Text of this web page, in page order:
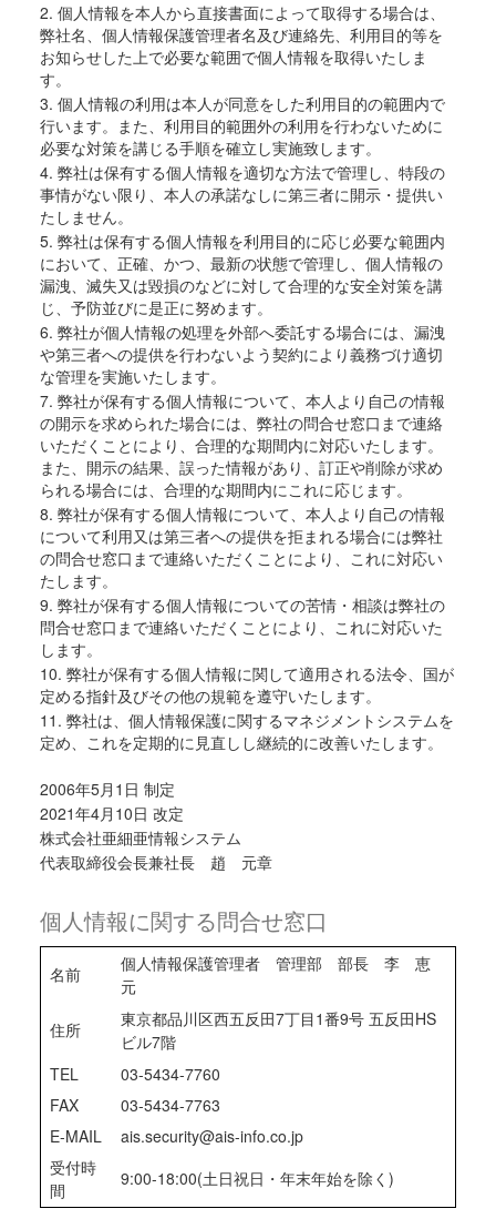
2. 個人情報を本人から直接書面によって取得する場合は、
弊社名、個人情報保護管理者名及び連絡先、利用目的等を
お知らせした上で必要な範囲で個人情報を取得いたしま
す。
3. 個人情報の利用は本人が同意をした利用目的の範囲内で
行います。また、利用目的範囲外の利用を行わないために
必要な対策を講じる手順を確立し実施致します。
4. 弊社は保有する個人情報を適切な方法で管理し、特段の
事情がない限り、本人の承諾なしに第三者に開示・提供い
たしません。
5. 弊社は保有する個人情報を利用目的に応じ必要な範囲内
において、正確、かつ、最新の状態で管理し、個人情報の
漏洩、滅失又は毀損のなどに対して合理的な安全対策を講
じ、予防並びに是正に努めます。
6. 弊社が個人情報の処理を外部へ委託する場合には、漏洩
や第三者への提供を行わないよう契約により義務づけ適切
な管理を実施いたします。
7. 弊社が保有する個人情報について、本人より自己の情報
の開示を求められた場合には、弊社の問合せ窓口まで連絡
いただくことにより、合理的な期間内に対応いたします。
また、開示の結果、誤った情報があり、訂正や削除が求め
られる場合には、合理的な期間内にこれに応じます。
8. 弊社が保有する個人情報について、本人より自己の情報
について利用又は第三者への提供を拒まれる場合には弊社
の問合せ窓口まで連絡いただくことにより、これに対応い
たします。
9. 弊社が保有する個人情報についての苦情・相談は弊社の
問合せ窓口まで連絡いただくことにより、これに対応いた
します。
10. 弊社が保有する個人情報に関して適用される法令、国が
定める指針及びその他の規範を遵守いたします。
11. 弊社は、個人情報保護に関するマネジメントシステムを
定め、これを定期的に見直しし継続的に改善いたします。
2006年5月1日 制定
2021年4月10日 改定
株式会社亜細亜情報システム
代表取締役会長兼社長 趙 元章
個人情報に関する問合せ窓口
名前
個人情報保護管理者 管理部 部長 李 恵
元
住所
東京都品川区西五反田7丁目1番9号 五反田HS
ビル7階
TEL
03-5434-7760
FAX
03-5434-7763
E-MAIL
ais.security@ais-info.co.jp
受付時
間
9:00-18:00(土日祝日・年末年始を除く)